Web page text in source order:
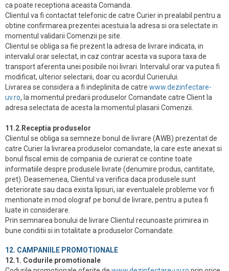
ca poate receptiona aceasta Comanda.
Clientul va fi contactat telefonic de catre Curier in prealabil pentru a
obtine confirmarea prezentei acestuia la adresa si ora selectate in
momentul validarii Comenzii pe site.
Clientul se obliga sa fie prezent la adresa de livrare indicata, in
intervalul orar selectat, in caz contrar acesta va supora taxa de
transport aferenta unei posibile noi livrari. Intervalul orar va putea fi
modificat, ulterior selectarii, doar cu acordul Curierului.
Livrarea se considera a fi indeplinita de catre www.dezinfectare-
uv.ro, la momentul predarii produselor Comandate catre Client la
adresa selectata de acesta la momentul plasarii Comenzii.
11.2.Receptia produselor
Clientul se obliga sa semneze bonul de livrare (AWB) prezentat de
catre Curier la livrarea produselor comandate, la care este anexat si
bonul fiscal emis de compania de curierat ce contine toate
informatiile despre produsele livrate (denumire produs, cantitate,
pret). Deasemenea, Clientul va verifica daca produsele sunt
deteriorate sau daca exista lipsuri, iar eventualele probleme vor fi
mentionate in mod olograf pe bonul de livrare, pentru a putea fi
luate in considerare.
Prin semnarea bonului de livrare Clientul recunoaste primirea in
bune conditii si in totalitate a produselor Comandate.
12. CAMPANIILE PROMOTIONALE
12.1. Codurile promotionale